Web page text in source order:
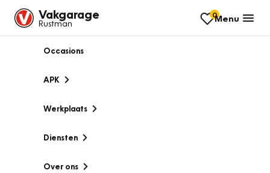
Vakgarage
Rustman
0Menu
Occasions
APK
Werkplaats
Diensten
Over ons